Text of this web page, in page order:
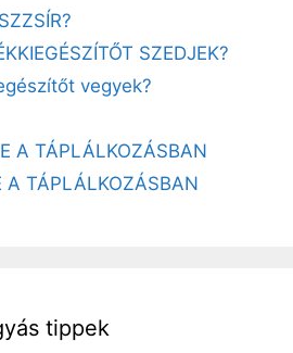
SZEDJEK?
vegyek?
A TÁPLÁLKOZÁSBAN
A TÁPLÁLKOZÁSBAN
tippek